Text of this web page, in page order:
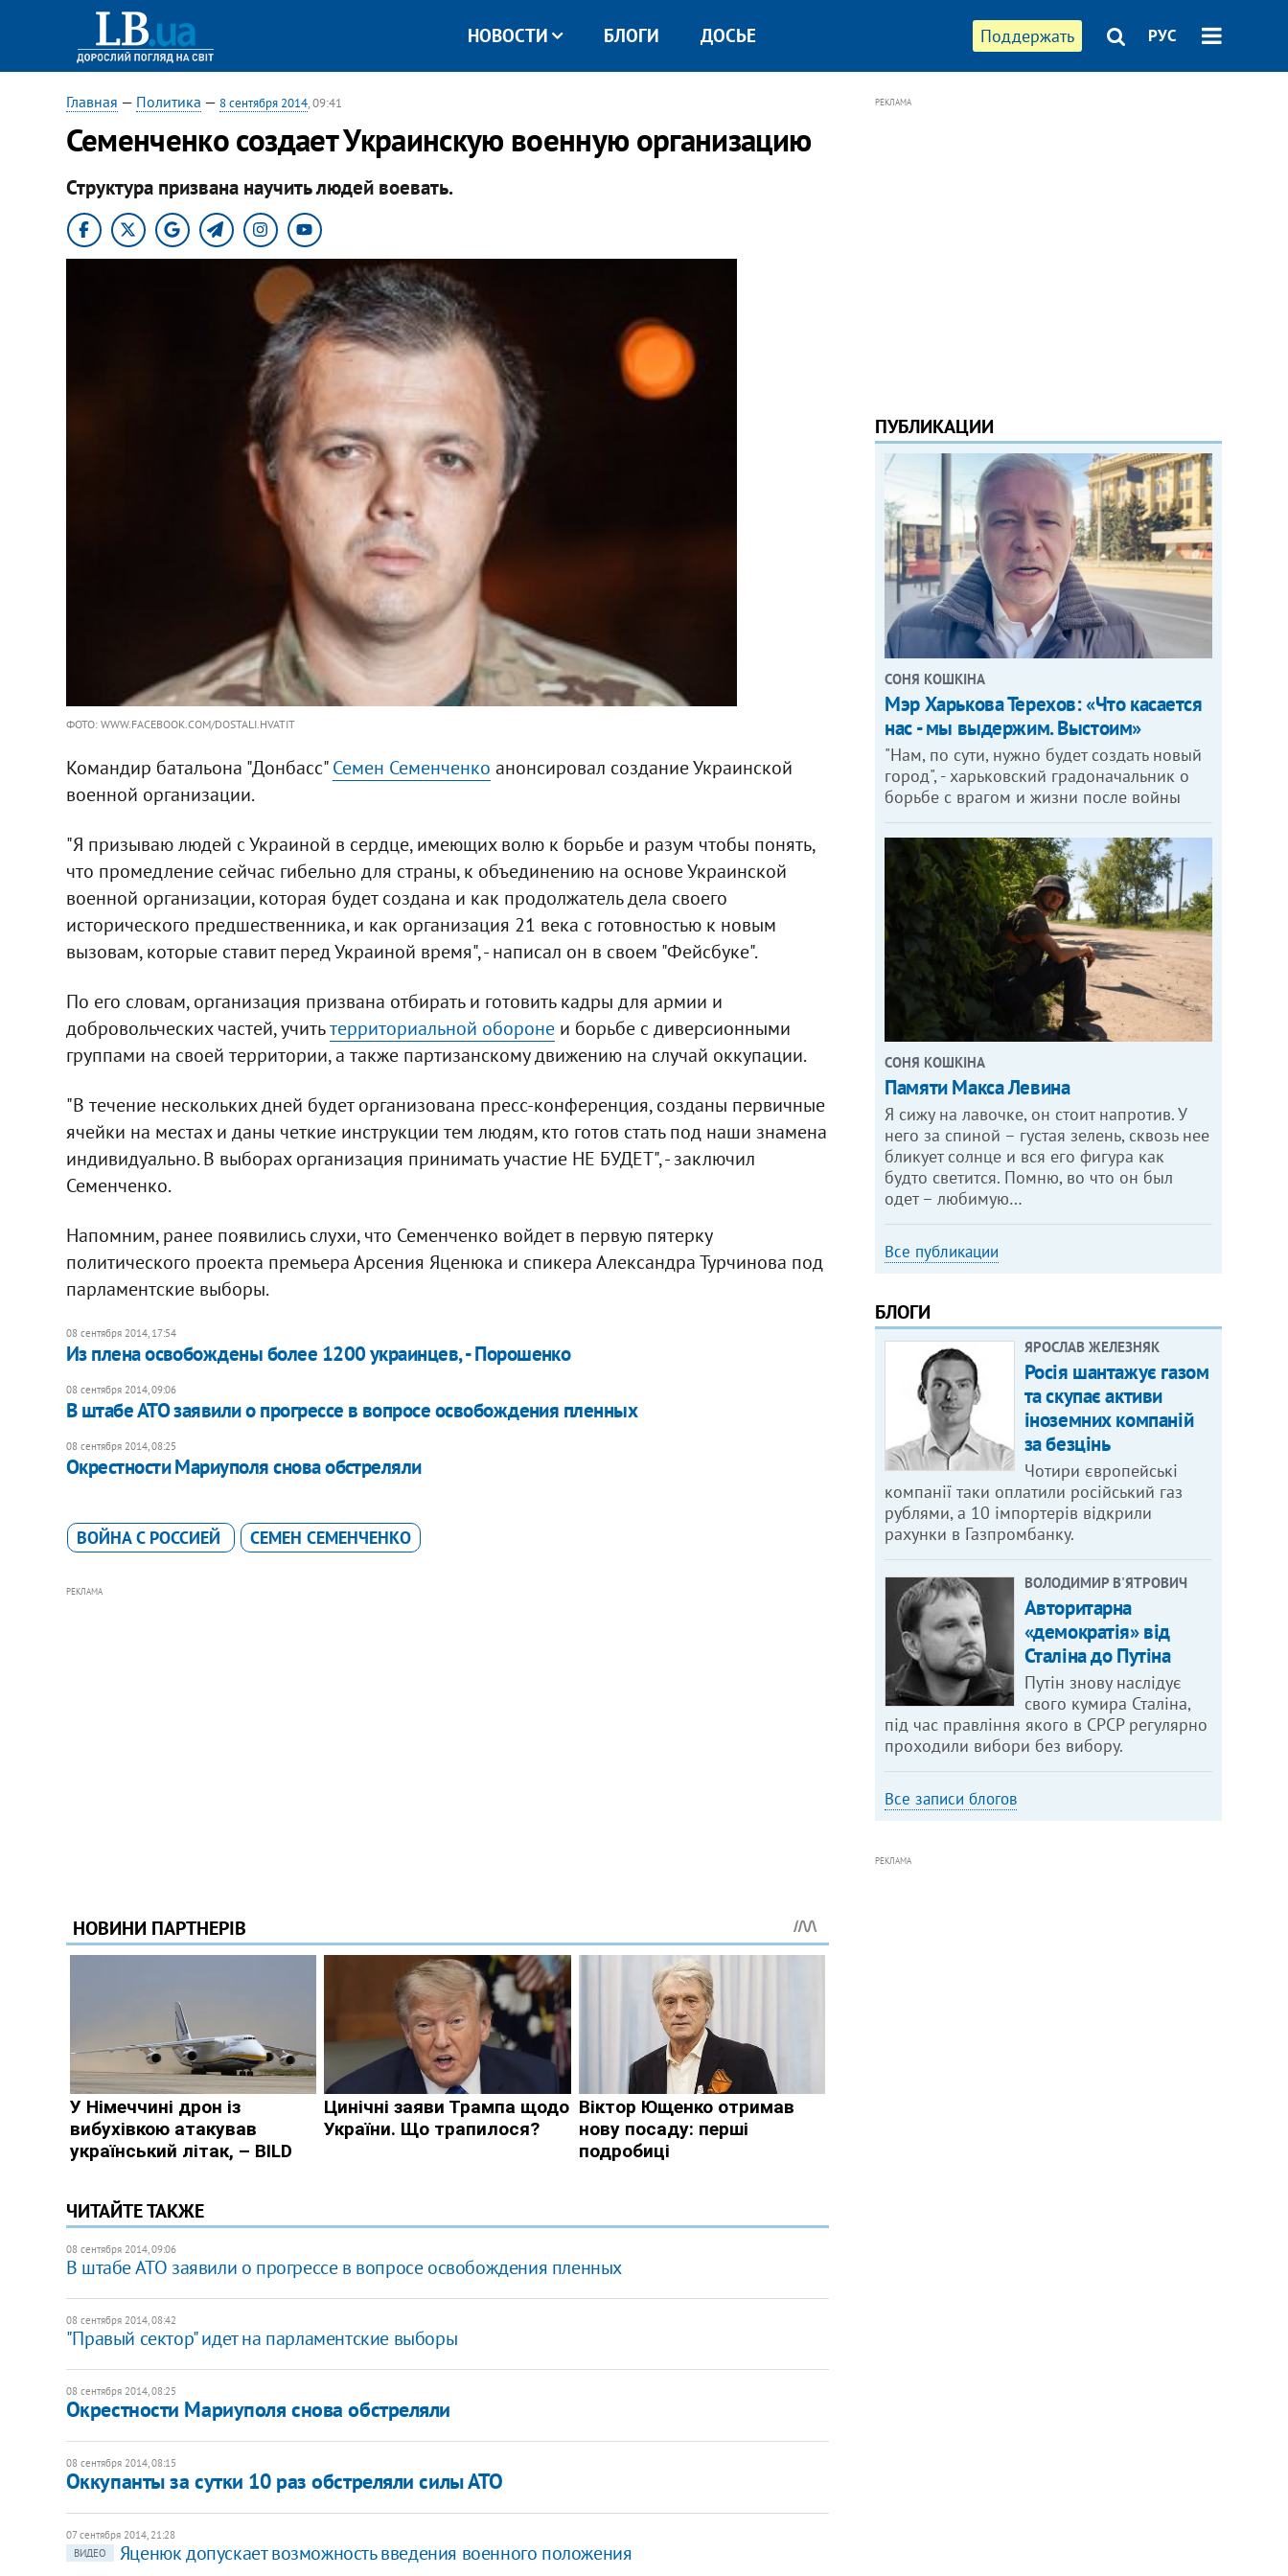
Поддержать РУС
НОВОСТИ БЛОГИ ДОСЬЕ
Главная — Политика — 8 сентября 2014, 09:41
Семенченко создает Украинскую военную организацию
Структура призвана научить людей воевать.
ФОТО: WWW.FACEBOOK.COM/DOSTALI.HVATIT
Командир батальона "Донбасс"Семен Семенченко анонсировал создание Украинской
военной организации.
"Я призываю людей с Украиной в сердце, имеющих волю к борьбе и разум чтобы понять,
что промедление сейчас гибельно для страны, к объединению на основе Украинской
военной организации, которая будет создана и как продолжатель дела своего
исторического предшественника, и как организация 21 века с готовностью к новым
вызовам, которые ставит перед Украиной время", - написал он в своем "Фейсбуке".
По его словам, организация призвана отбирать и готовить кадры для армии и
добровольческих частей, учитьтерриториальной оборонеи борьбе с диверсионными
группами на своей территории, а также партизанскому движению на случай оккупации.
"В течение нескольких дней будет организована пресс-конференция, созданы первичные
ячейки на местах и даны четкие инструкции тем людям, кто готов стать под наши знамена
индивидуально. В выборах организация принимать участие НЕ БУДЕТ", - заключил
Семенченко.
Напомним, ранее появились слухи, что Семенченко войдет в первую пятерку
политического проекта премьера Арсения Яценюка и спикера Александра Турчинова под
парламентские выборы.
08 сентября 2014, 17:54
Из плена освобождены более 1200 украинцев, - Порошенко
08 сентября 2014, 09:06
В штабе АТО заявили о прогрессе в вопросе освобождения пленных
08 сентября 2014, 08:25
Окрестности Мариуполя снова обстреляли
ВОЙНА С РОССИЕЙ СЕМЕН СЕМЕНЧЕНКО
РЕКЛАМА
ЧИТАЙТЕ ТАКЖЕ
08 сентября 2014, 09:06
В штабе АТО заявили о прогрессе в вопросе освобождения пленных
08 сентября 2014, 08:42
"Правый сектор" идет на парламентские выборы
08 сентября 2014, 08:25
Окрестности Мариуполя снова обстреляли
08 сентября 2014, 08:15
Оккупанты за сутки 10 раз обстреляли силы АТО
07 сентября 2014, 21:28
ВИДЕО
Яценюк допускает возможность введения военного положения
РЕКЛАМА
ПУБЛИКАЦИИ
СОНЯ КОШКІНА
Мэр Харькова Терехов: «Что касается
нас - мы выдержим. Выстоим»
"Нам, по сути, нужно будет создать новый
город", - харьковский градоначальник о
борьбе с врагом и жизни после войны
СОНЯ КОШКІНА
Памяти Макса Левина
Я сижу на лавочке, он стоит напротив. У
него за спиной – густая зелень, сквозь нее
бликует солнце и вся его фигура как
будто светится. Помню, во что он был
одет – любимую…
Все публикации
БЛОГИ
ЯРОСЛАВ ЖЕЛЕЗНЯК
Росія шантажує газом
та скупає активи
іноземних компаній
за безцінь
Чотири європейські
компанії таки оплатили російський газ
рублями, а 10 імпортерів відкрили
рахунки в Газпромбанку.
ВОЛОДИМИР В'ЯТРОВИЧ
Авторитарна
«демократія» від
Сталіна до Путіна
Путін знову наслідує
свого кумира Сталіна,
під час правління якого в СРСР регулярно
проходили вибори без вибору.
Все записи блогов
РЕКЛАМА